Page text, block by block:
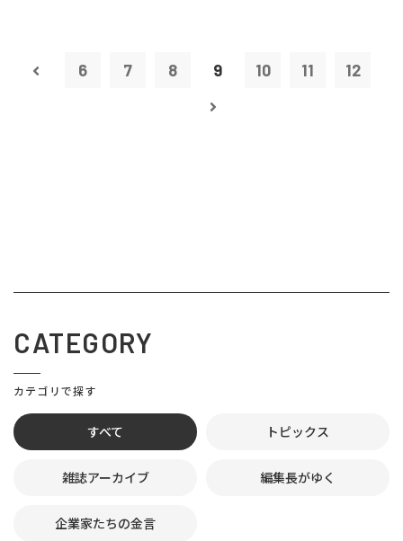
6 7 8 9 10 11 12
CATEGORY
カテゴリで探す
すべて トピックス
雑誌アーカイブ 編集長がゆく
企業家たちの金言